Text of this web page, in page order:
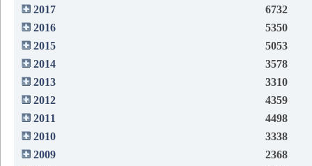
2017
6732
2016
5350
2015
5053
2014
3578
2013
3310
2012
4359
2011
4498
2010
3338
2009
2368